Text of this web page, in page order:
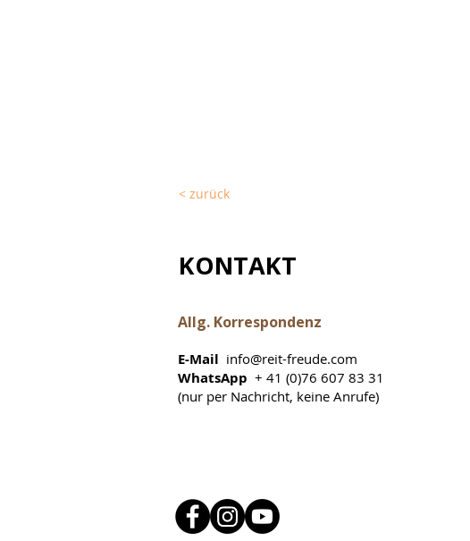
< zurück
KONTAKT
Allg. Korrespondenz
E-Mail info@reit-freude.com
WhatsApp + 41 (0)76 607 83 31
(nur per Nachricht, keine Anrufe)